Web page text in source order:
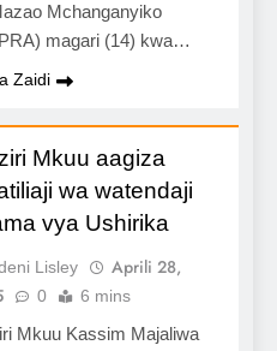
Mchanganyiko
magari (14) kwa…
Zaidi
Mkuu aagiza
wa watendaji
vya Ushirika
Lisley
Aprili 28,
0 6 mins
Mkuu Kassim Majaliwa